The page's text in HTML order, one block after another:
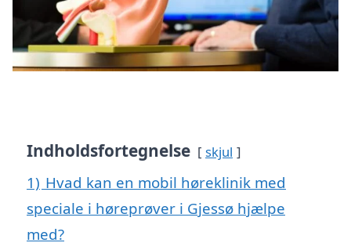
Indholdsfortegnelse skjul
1) Hvad kan en mobil høreklinik med
speciale i høreprøver i Gjessø hjælpe
med?